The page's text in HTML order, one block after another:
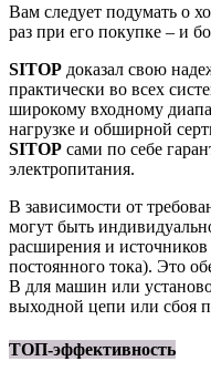
Вам следует подумать о
раз при его покупке – и
SITOP доказал свою
практически во всех
широкому входному
нагрузке и обширной
SITOP сами по себе
электропитания.
В зависимости от
могут быть
расширения и
постоянного тока). Это
В для машин или
выходной цепи или сбоя
ТОП-эффективность